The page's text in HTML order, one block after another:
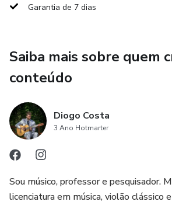
Garantia de 7 dias
Saiba mais sobre quem
conteúdo
Diogo Costa
3 Ano Hotmarter
Sou músico, professor e pesquisador.
licenciatura em música, violão clássico